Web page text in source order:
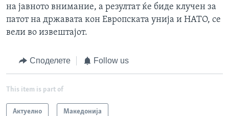
на јавното внимание, а резултат ќе биде клучен за
патот на државата кон Европската унија и НАТО, се
вели во извештајот.
Споделете Follow us
This item is part of
Актуелно Македонија